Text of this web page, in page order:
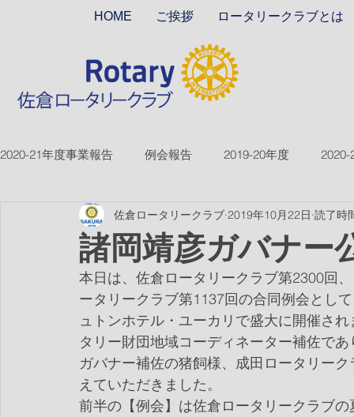
HOME ご挨拶 ロータリークラブとは
2020-21年度事業報告 例会報告 2019-20年度 2020-
2018-19ver2 2017-18ver2 2021-22年度
2026-27年度
諸岡靖彦ガバナー
佐倉ロータリークラブ 2019年10月22日 読了時
本日は、佐倉ロータリークラブ第2300回
ータリークラブ第1137回の合同例会とし
ュトンホテル・ユーカリで盛大に開催さ
タリー財団地域コーディネーター補佐で
ガバナー補佐の猪飼様、成田ロータリー
えていただきました。
前半の【例会】は佐倉ロータリークラブ